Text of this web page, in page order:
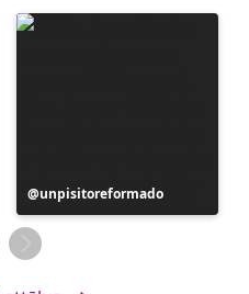
Ierakstu
publicējis
unpisitoreformado